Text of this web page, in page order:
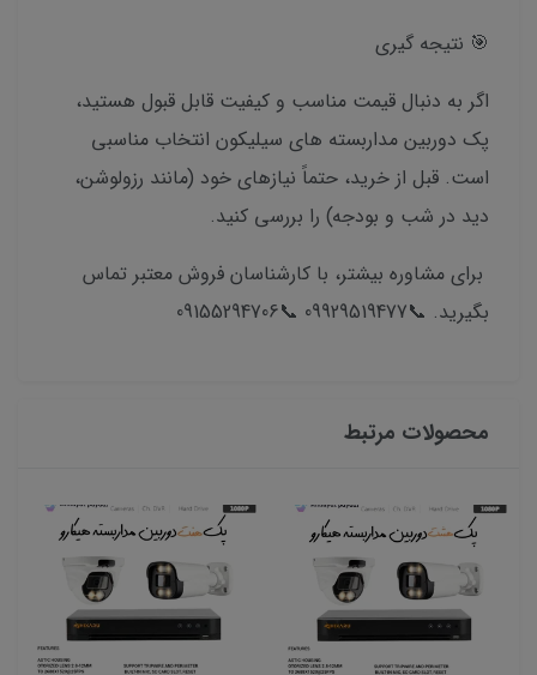
🎯 نتیجه گیری
اگر به دنبال قیمت مناسب و کیفیت قابل قبول هستید،
پک دوربین مداربسته های سیلیکون انتخاب مناسبی
است. قبل از خرید، حتماً نیازهای خود (مانند رزولوشن،
دید در شب و بودجه) را بررسی کنید.
برای مشاوره بیشتر، با کارشناسان فروش معتبر تماس
بگیرید. 📞09929519477 📞09155294706
محصولات مرتبط